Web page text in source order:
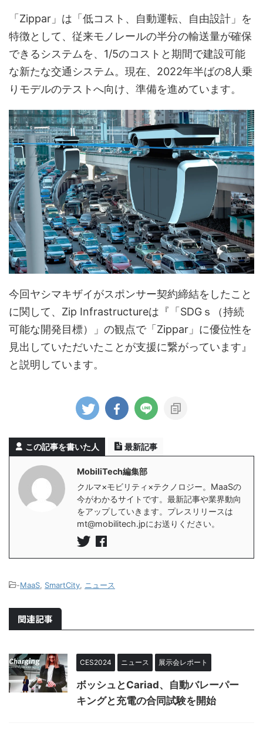
「Zippar」は「低コスト、自動運転、自由設計」を
特徴として、従来モノレールの半分の輸送量が確保
できるシステムを、1/5のコストと期間で建設可能
な新たな交通システム。現在、2022年半ばの8人乗
りモデルのテストへ向け、準備を進めています。
今回ヤシマキザイがスポンサー契約締結をしたこと
に関して、Zip Infrastructureは『「SDGｓ（持続
可能な開発目標）」の観点で「Zippar」に優位性を
見出していただいたことが支援に繋がっています』
と説明しています。
この記事を書いた人 最新記事
MobiliTech編集部
クルマ×モビリティ×テクノロジー。MaaSの
今がわかるサイトです。最新記事や業界動向
をアップしていきます。プレスリリースは
mt@mobilitech.jpにお送りください。
-MaaS SmartCity ニュース
関連記事
CES2024 ニュース 展示会レポート
ボッシュとCariad、自動バレーパー
キングと充電の合同試験を開始